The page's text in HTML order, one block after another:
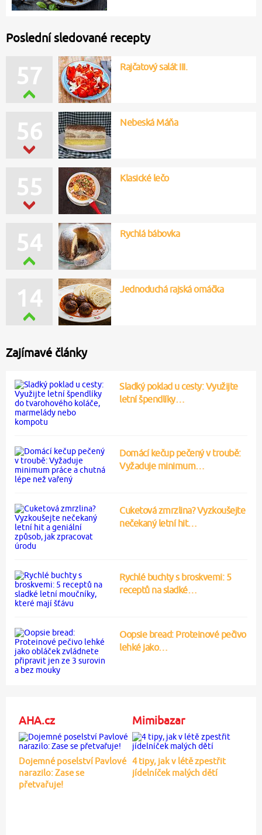
Poslední sledované recepty
56 Nebeská Máňa
57 Rajčatový salát III.
55 Klasické lečo
54 Rychlá bábovka
14 Jednoduchá rajská omáčka
Zajímavé články
Sladký poklad u cesty: Využijte
letní špendlíky…
Domácí kečup pečený v troubě:
Vyžaduje minimum…
Cuketová zmrzlina? Vyzkoušejte
nečekaný letní hit…
Rychlé buchty s broskvemi: 5
receptů na sladké…
Oopsie bread: Proteinové pečivo
lehké jako…
AHA.cz
Dojemné poselství Pavlové
narazilo: Zase se
přetvařuje!
Mimibazar
4 tipy, jak v létě zpestřit
jídelníček malých dětí